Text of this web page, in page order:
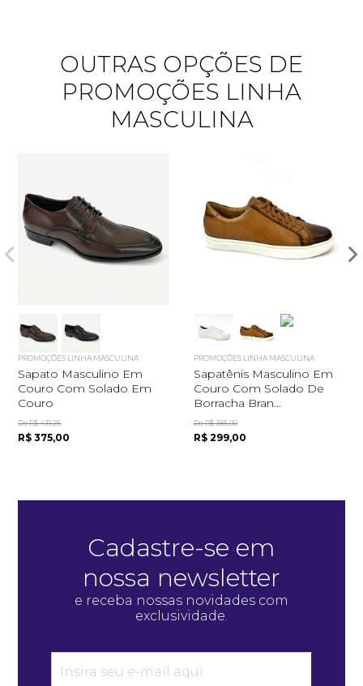
Quero me cadastrar
OUTRAS OPÇÕES DE
PROMOÇÕES LINHA
MASCULINA
PROMOÇÕES LINHA MASCULINA
Sapato Masculino Em
Couro Com Solado Em
Couro
De R$ 431,25
R$ 375,00
PROMOÇÕES LINHA MASCULINA
Sapatênis Masculino Em
Couro Com Solado De
Borracha Bran...
De R$ 385,00
R$ 299,00
Cadastre-se em
nossa newsletter
e receba nossas novidades com
exclusividade.